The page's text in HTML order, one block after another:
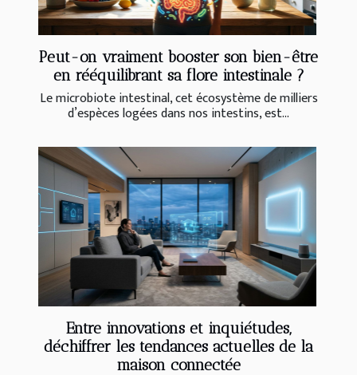
Peut-on vraiment booster son bien-être
en rééquilibrant sa flore intestinale ?
Le microbiote intestinal, cet écosystème de milliers
d’espèces logées dans nos intestins, est...
Entre innovations et inquiétudes,
déchiffrer les tendances actuelles de la
maison connectée